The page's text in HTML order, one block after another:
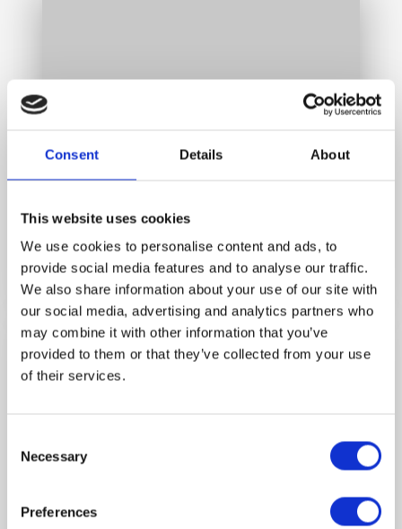
Consent Details About
This website uses cookies
We use cookies to personalise content and ads, to
provide social media features and to analyse our traffic.
We also share information about your use of our site with
our social media, advertising and analytics partners who
may combine it with other information that you’ve
provided to them or that they’ve collected from your use
of their services.
Selection
Necessary
Preferences
sind sie?
→ MEHR